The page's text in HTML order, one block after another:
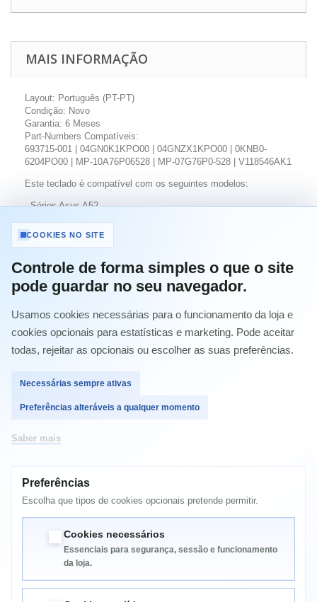
MAIS INFORMAÇÃO
Layout: Português (PT-PT)
Condição: Novo
Garantia: 6 Meses
Part-Numbers Compatíveis:
693715-001 | 04GN0K1KPO00 | 04GNZX1KPO00 | 0KNB0-
6204PO00 | MP-10A76P06528 | MP-07G76P0-528 | V118546AK1
Este teclado é compatível com os seguintes modelos:
- Séries Asus A52
- Séries Asus B53
- Séries Asus N50 | N51 | N52 | N53
N50VC | N50VN | N51TP | N51VF | N51VG | N51VN | N52J |
N53Jn | N53DA | N53TA | N53TK | N53SD | N53JF | N53JG |
N53SM
- Séries Asus N70 | N73
- Séries Asus K54 | K55
X54LY | X54X | X54XI | X54XB | X55A | X55U | X55C (F55C) |
X55V | X55VD (R503VD) | X55VD-SX004 | F55VD) | X75A |
X75VD (F75VD)
COOKIES NO SITE
Controle de forma simples o que o site
pode guardar no seu navegador.
Usamos cookies necessárias para o funcionamento da loja e
cookies opcionais para estatísticas e marketing. Pode aceitar
todas, rejeitar as opcionais ou escolher as suas preferências.
Necessárias sempre ativas
Preferências alteráveis a qualquer momento
Saber mais
Preferências
Escolha que tipos de cookies opcionais pretende permitir.
Cookies necessários
Essenciais para segurança, sessão e funcionamento
da loja.